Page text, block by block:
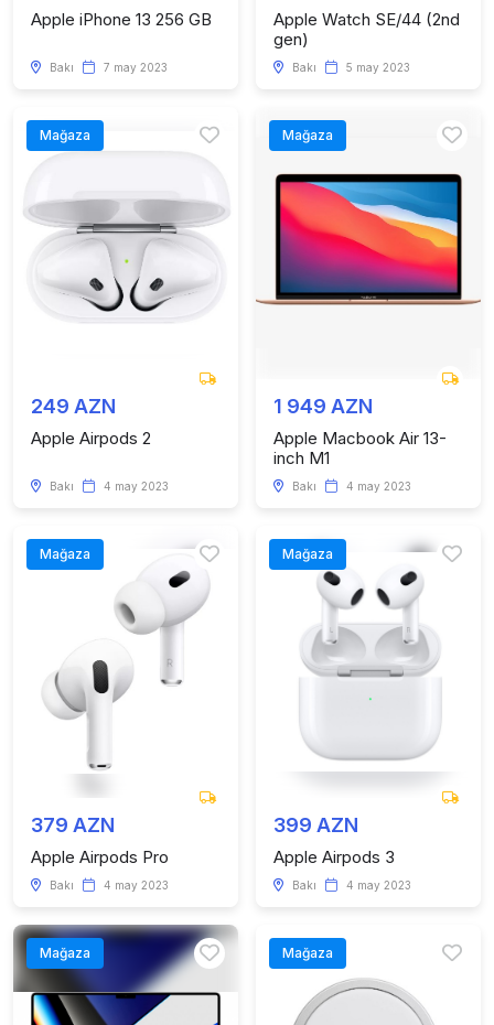
Apple iPhone 13 256 GB
Bakı 7 may 2023
Apple Watch SE/44 (2nd
gen)
Bakı 5 may 2023
Mağaza
249 AZN
Apple Airpods 2
Bakı 4 may 2023
Mağaza
1 949 AZN
Apple Macbook Air 13-
inch M1
Bakı 4 may 2023
Mağaza
379 AZN
Apple Airpods Pro
Bakı 4 may 2023
Mağaza
399 AZN
Apple Airpods 3
Bakı 4 may 2023
Mağaza Mağaza